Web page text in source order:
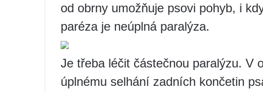
od obrny umožňuje psovi pohyb, i
paréza je neúplná paralýza.
Je třeba léčit částečnou paralýzu. V
úplnému selhání zadních končetin